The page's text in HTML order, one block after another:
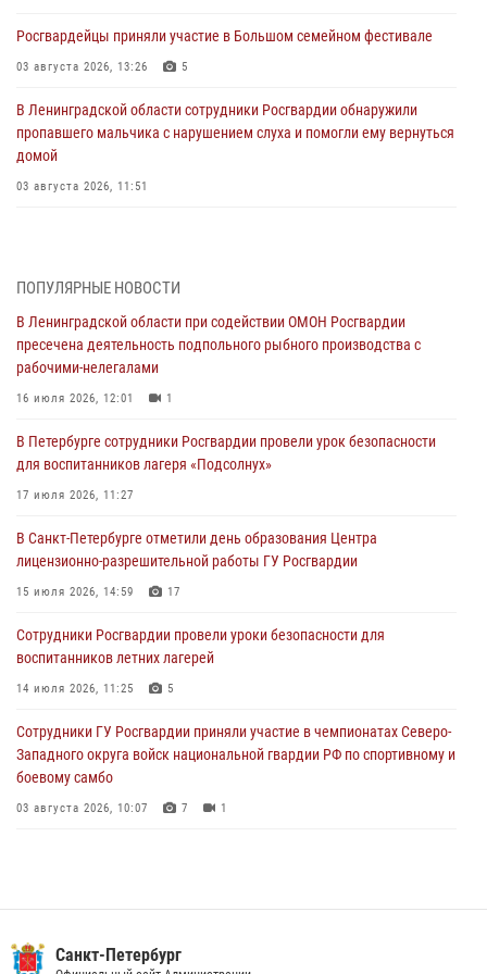
Росгвардейцы приняли участие в Большом семейном фестивале
03 августа 2026, 13:26 5
В Ленинградской области сотрудники Росгвардии обнаружили
пропавшего мальчика с нарушением слуха и помогли ему вернуться
домой
03 августа 2026, 11:51
03 августа 2026, 10:15 1
Сотрудники ГУ Росгвардии приняли участие в чемпионатах Северо-
Западного округа войск национальной гвардии РФ по спортивному и
боевому самбо
03 августа 2026, 10:07
В Ленобласти сотрудники ОМОН Росгвардии оказали содействие
полиции в проведении профилактического мероприятия
03 августа 2026, 09:16
В Петербурге сотрудники Росгвардии обеспечили правопорядок в
День Воздушно-десантных войск
02 августа 2026, 19:30 10
Сотрудники Росгвардии на Пушкинской улице задержали двух
граждан, подозреваемых в попытке поджога одного из баров в
центре города
ПОПУЛЯРНЫЕ НОВОСТИ
В Ленинградской области при содействии ОМОН Росгвардии
пресечена деятельность подпольного рыбного производства с
рабочими-нелегалами
16 июля 2026, 12:01 1
В Петербурге сотрудники Росгвардии провели урок безопасности
для воспитанников лагеря «Подсолнух»
17 июля 2026, 11:27
В Санкт-Петербурге отметили день образования Центра
лицензионно-разрешительной работы ГУ Росгвардии
15 июля 2026, 14:59 17
Сотрудники Росгвардии провели уроки безопасности для
воспитанников летних лагерей
14 июля 2026, 11:25 5
Сотрудники ГУ Росгвардии приняли участие в чемпионатах Северо-
Западного округа войск национальной гвардии РФ по спортивному и
боевому самбо
03 августа 2026, 10:07 7 1
В Красногвардейском районе росгвардейцы задержали хулигана,
Санкт-Петербург